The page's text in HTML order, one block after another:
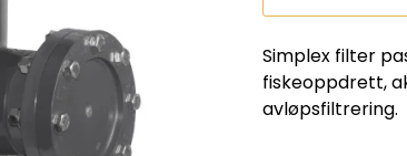
Simplex filter
fiskeoppdrett,
avløpsfiltrering.